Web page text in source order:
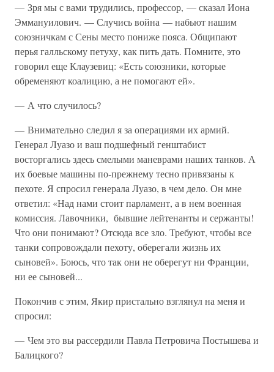
— Зря мы с вами трудились, профессор, — сказал Иона
Эммануилович. — Случись война — набьют нашим
союзничкам с Сены место пониже пояса. Общипают
перья галльскому петуху, как пить дать. Помните, это
говорил еще Клаузевиц: «Есть союзники, которые
обременяют коалицию, а не помогают ей».
— А что случилось?
— Внимательно следил я за операциями их армий.
Генерал Луазо и ваш подшефный генштабист
восторгались здесь смелыми маневрами наших танков. А
их боевые машины по-прежнему тесно привязаны к
пехоте. Я спросил генерала Луазо, в чем дело. Он мне
ответил: «Над нами стоит парламент, а в нем военная
комиссия. Лавочники, бывшие лейтенанты и сержанты!
Что они понимают? Отсюда все зло. Требуют, чтобы все
танки сопровождали пехоту, оберегали жизнь их
сыновей». Боюсь, что так они не оберегут ни Франции,
ни ее сыновей...
Покончив с этим, Якир пристально взглянул на меня и
спросил:
— Чем это вы рассердили Павла Петровича Постышева и
Балицкого?